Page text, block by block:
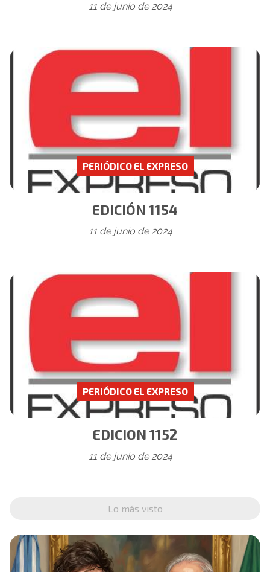
11 de junio de 2024
EDICIÓN 1154
PERIÓDICO EL EXPRESO
11 de junio de 2024
EDICION 1152
PERIÓDICO EL EXPRESO
11 de junio de 2024
Lo más visto